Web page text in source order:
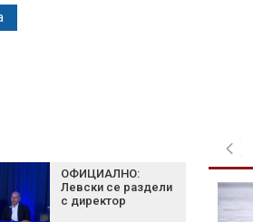
ОФИЦИАЛНО:
Левски се раздели
с директор
Централна емисия